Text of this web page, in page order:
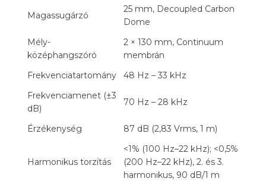
Magassugárzó
25 mm, Decoupled Carbon
Dome
Mély-
középhangszóró
2 × 130 mm, Continuum
membrán
Frekvenciatartomány
48 Hz – 33 kHz
Frekvenciamenet (±3
dB)
70 Hz – 28 kHz
Érzékenység 87 dB (2,83 Vrms, 1 m)
Harmonikus torzítás
<1% (100 Hz–22 kHz); <0,5%
(200 Hz–22 kHz), 2. és 3.
harmonikus, 90 dB/1 m